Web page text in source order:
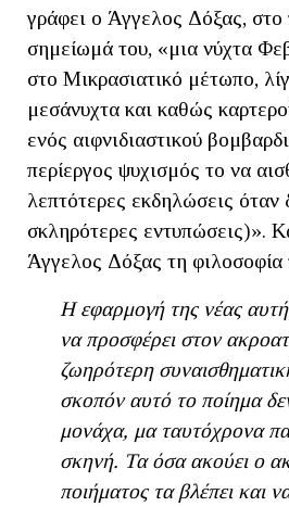
γράφει ο Άγγελος Δόξας, στο
σημείωμά του, «μια νύχτα
στο Μικρασιατικό μέτωπο,
μεσάνυχτα και καθώς
ενός αιφνιδιαστικού
περίεργος ψυχισμός το να
λεπτότερες εκδηλώσεις όταν
σκληρότερες εντυπώσεις)».
Άγγελος Δόξας τη φιλοσοφία
Η εφαρμογή της νέας
να προσφέρει στον
ζωηρότερη
σκοπόν αυτό το ποίημα
μονάχα, μα ταυτόχρονα
σκηνή. Τα όσα ακούει ο
ποιήματος τα βλέπει και